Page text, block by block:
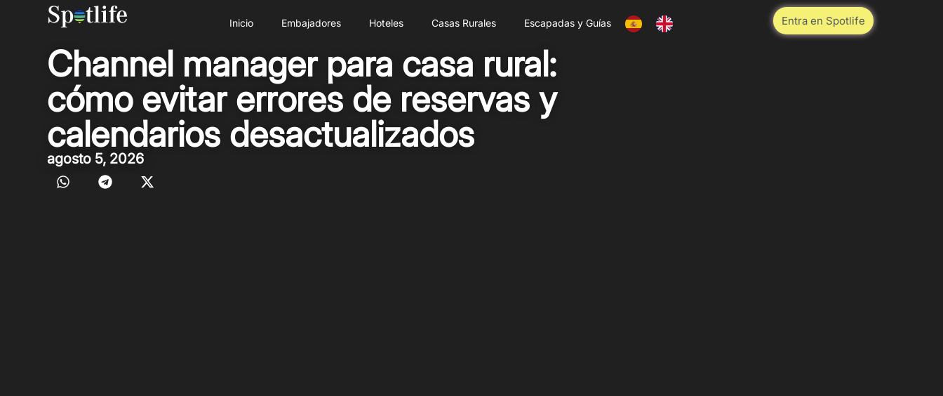
Inicio Embajadores Hoteles Casas Rurales Escapadas y Guías Entra en Spotlife
Channel manager para casa rural:
cómo evitar errores de reservas y
calendarios desactualizados
agosto 5, 2026